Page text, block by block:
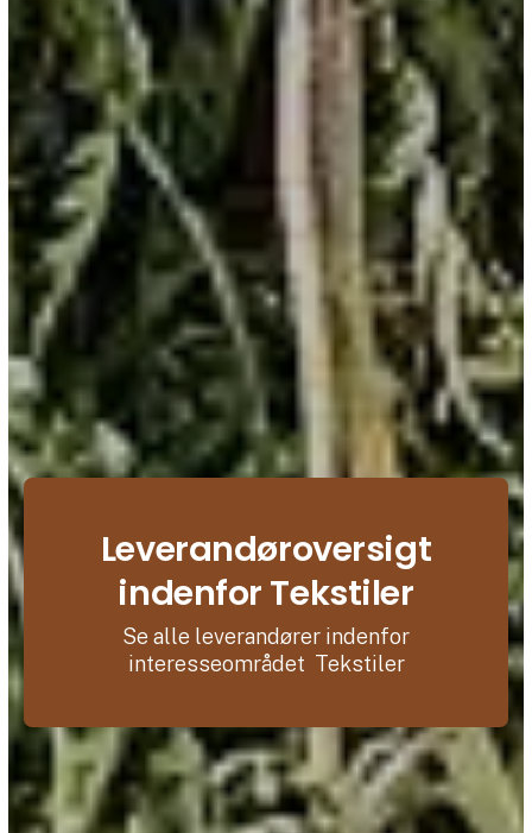
Leverandøroversigt
indenfor Tekstiler
Se alle leverandører indenfor
interesseområdet Tekstiler